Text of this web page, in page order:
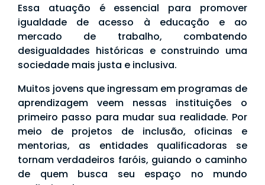
Essa atuação é essencial para promover
igualdade de acesso à educação e ao
mercado de trabalho, combatendo
desigualdades históricas e construindo uma
sociedade mais justa e inclusiva.
Muitos jovens que ingressam em programas de
aprendizagem veem nessas instituições o
primeiro passo para mudar sua realidade. Por
meio de projetos de inclusão, oficinas e
mentorias, as entidades qualificadoras se
tornam verdadeiros faróis, guiando o caminho
de quem busca seu espaço no mundo